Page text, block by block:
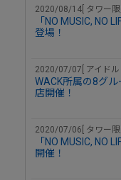
2020/08/14[ タワー限
「NO MUSIC,
登場！
2020/07/07[ アイドル
WACK所属の8グル
店開催！
2020/07/06[ タワー限
「NO MUSIC, NO
開催！